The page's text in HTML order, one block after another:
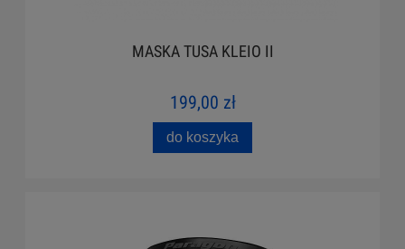
MASKA TUSA KLEIO II
199,00 zł
do koszyka